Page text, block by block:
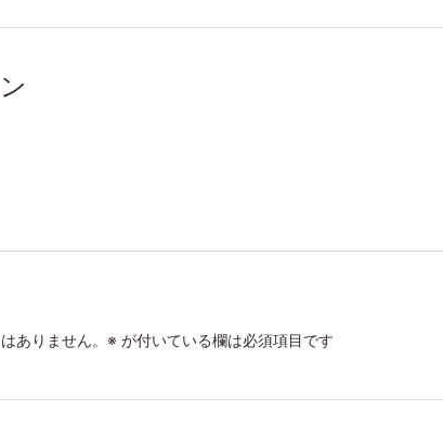
ありません。 ※ が付いている欄は必須項目です